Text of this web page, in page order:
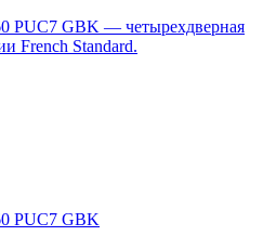
PUC7 GBK — четырехдверная
French Standard.
PUC7 GBK